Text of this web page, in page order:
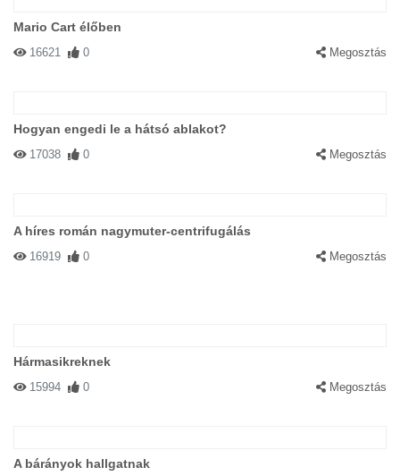
Mario Cart élőben
16621 0 Megosztás
Hogyan engedi le a hátsó ablakot?
17038 0 Megosztás
A híres román nagymuter-centrifugálás
16919 0 Megosztás
Hármasikreknek
15994 0 Megosztás
A bárányok hallgatnak